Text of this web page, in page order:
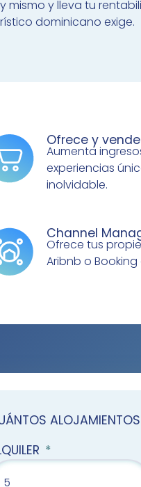
y lleva tu
dominicano exige.
Ofrece y
Aumenta
experiencias
inolvidable.
Channel
Ofrece tus
Aribnb o